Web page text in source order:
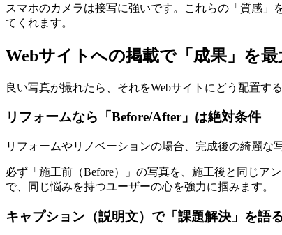
スマホのカメラは接写に強いです。これらの「質感
てくれます。
Webサイトへの掲載で「成果」を
良い写真が撮れたら、それをWebサイトにどう配置す
リフォームなら「Before/After」は絶対条件
リフォームやリノベーションの場合、完成後の綺麗な
必ず「施工前（Before）」の写真を、施工後と同じア
で、同じ悩みを持つユーザーの心を強力に掴みます。
キャプション（説明文）で「課題解決」を語